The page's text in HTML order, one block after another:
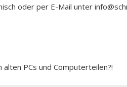
oder per E-Mail unter
PCs und Computerteilen?!